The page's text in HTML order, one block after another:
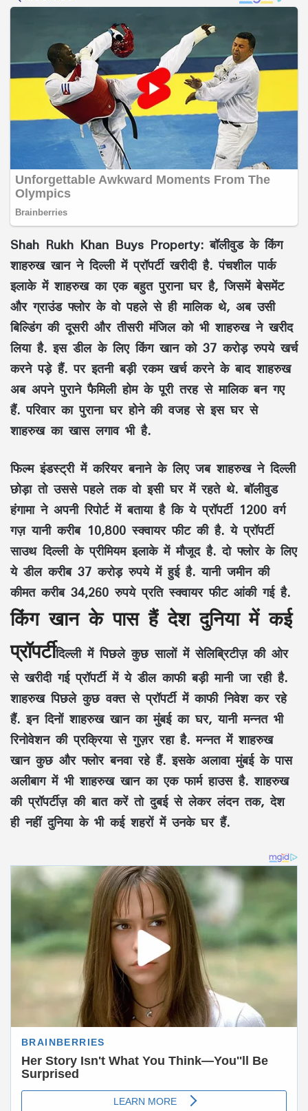
Shah Rukh Khan Buys Property: बॉलीवुड के किंग
शाहरुख खान ने दिल्ली में प्रॉपर्टी खरीदी है. पंचशील पार्क
इलाके में शाहरुख का एक बहुत पुराना घर है, जिसमें बेसमेंट
और ग्राउंड फ्लोर के वो पहले से ही मालिक थे, अब उसी
बिल्डिंग की दूसरी और तीसरी मंजिल को भी शाहरुख ने खरीद
लिया है. इस डील के लिए किंग खान को 37 करोड़ रुपये खर्च
करने पड़े हैं. पर इतनी बड़ी रकम खर्च करने के बाद शाहरुख
अब अपने पुराने फैमिली होम के पूरी तरह से मालिक बन गए
हैं. परिवार का पुराना घर होने की वजह से इस घर से
शाहरुख का खास लगाव भी है.
फिल्म इंडस्ट्री में करियर बनाने के लिए जब शाहरुख ने दिल्ली
छोड़ा तो उससे पहले तक वो इसी घर में रहते थे. बॉलीवुड
हंगामा ने अपनी रिपोर्ट में बताया है कि ये प्रॉपर्टी 1200 वर्ग
गज़ यानी करीब 10,800 स्क्वायर फीट की है. ये प्रॉपर्टी
साउथ दिल्ली के प्रीमियम इलाके में मौजूद है. दो फ्लोर के लिए
ये डील करीब 37 करोड़ रुपये में हुई है. यानी जमीन की
कीमत करीब 34,260 रुपये प्रति स्क्वायर फीट आंकी गई है.
किंग खान के पास हैं देश दुनिया में कई
प्रॉपर्टीदिल्लीमें पिछले कुछ सालों में सेलिब्रिटीज़ की ओर
से खरीदी गई प्रॉपर्टी में ये डील काफी बड़ी मानी जा रही है.
शाहरुख पिछले कुछ वक्त से प्रॉपर्टी में काफी निवेश कर रहे
हैं. इन दिनों शाहरुख खान का मुंबई का घर, यानी मन्नत भी
रिनोवेशन की प्रक्रिया से गुज़र रहा है. मन्नत में शाहरुख
खान कुछ और फ्लोर बनवा रहे हैं. इसके अलावा मुंबई के पास
अलीबाग में भी शाहरुख खान का एक फार्म हाउस है. शाहरुख
की प्रॉपर्टीज़ की बात करें तो दुबई से लेकर लंदन तक, देश
ही नहीं दुनिया के भी कई शहरों में उनके घर हैं.